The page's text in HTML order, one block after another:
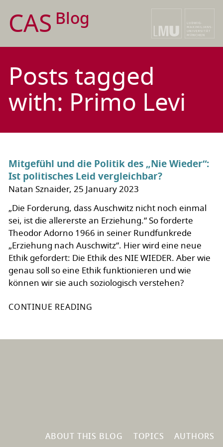
CASBlog
Posts tagged
with: Primo Levi
Mitgefühl und die Politik des „Nie Wieder“:
Ist politisches Leid vergleichbar?
Natan Sznaider, 25 January 2023
„Die Forderung, dass Auschwitz nicht noch einmal
sei, ist die allererste an Erziehung.“ So forderte
Theodor Adorno 1966 in seiner Rundfunkrede
„Erziehung nach Auschwitz“. Hier wird eine neue
Ethik gefordert: Die Ethik des NIE WIEDER. Aber wie
genau soll so eine Ethik funktionieren und wie
können wir sie auch soziologisch verstehen?
CONTINUE READING
ABOUT THIS BLOG TOPICS
AUTHORS